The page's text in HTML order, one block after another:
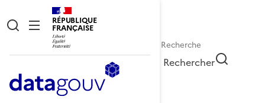
RÉPUBLIQUE
FRANÇAISE
Rechercher